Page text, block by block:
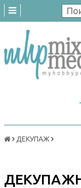
ДЕКУПАЖ